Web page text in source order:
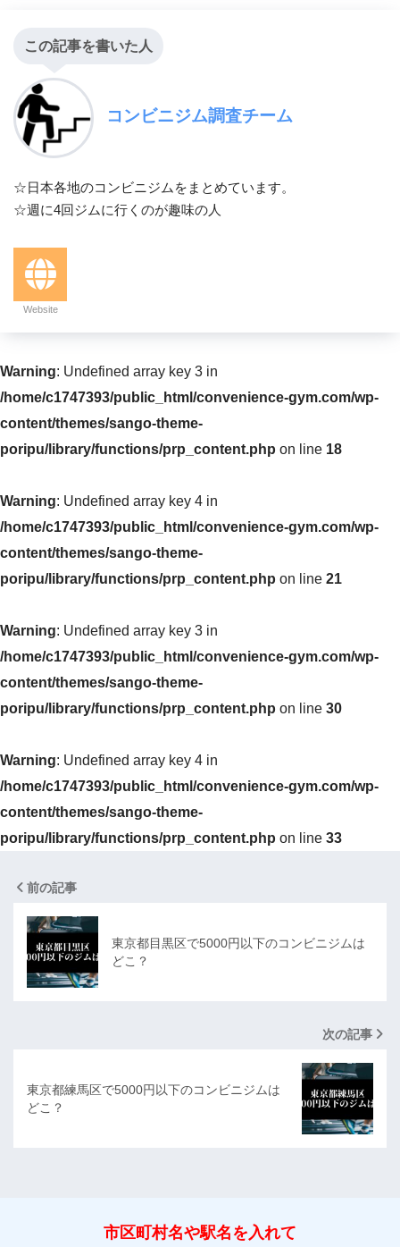
この記事を書いた人
コンビニジム調査チーム
☆日本各地のコンビニジムをまとめています。
☆週に4回ジムに行くのが趣味の人
Website
Warning: Undefined array key 3 in
/home/c1747393/public_html/convenience-gym.com/wp-
content/themes/sango-theme-
poripu/library/functions/prp_content.php on line 18
Warning: Undefined array key 4 in
/home/c1747393/public_html/convenience-gym.com/wp-
content/themes/sango-theme-
poripu/library/functions/prp_content.php on line 21
Warning: Undefined array key 3 in
/home/c1747393/public_html/convenience-gym.com/wp-
content/themes/sango-theme-
poripu/library/functions/prp_content.php on line 30
Warning: Undefined array key 4 in
/home/c1747393/public_html/convenience-gym.com/wp-
content/themes/sango-theme-
poripu/library/functions/prp_content.php on line 33
前の記事
東京都目黒区で5000円以下のコンビニジムは
どこ？
次の記事
東京都練馬区で5000円以下のコンビニジムは
どこ？
市区町村名や駅名を入れて